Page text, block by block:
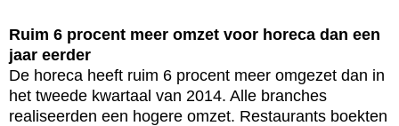
Ruim 6 procent meer omzet voor horeca dan een
jaar eerder
De horeca heeft ruim 6 procent meer omgezet dan in
het tweede kwartaal van 2014. Alle branches
realiseerden een hogere omzet. Restaurants boekten